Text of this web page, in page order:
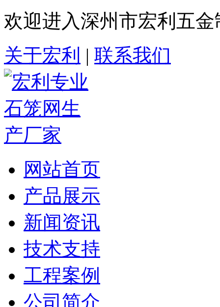
欢迎进入深州市宏利五
关于宏利 | 联系我们
网站首页
产品展示
新闻资讯
技术支持
工程案例
公司简介